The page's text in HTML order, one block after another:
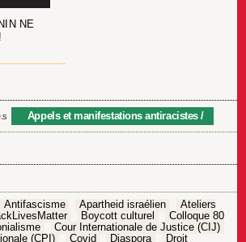
NE
Appels et manifestations antiracistes
Antifascisme Apartheid israélien
Ateliers
Boycott culturel
Colloque 80
Cour Internationale de Justice (CIJ)
(CPI)
Covid Diaspora
Droit